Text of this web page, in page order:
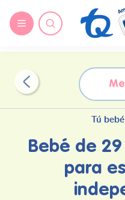
Tú
Bebé de
para